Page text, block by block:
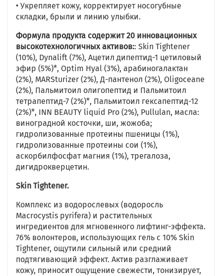
• Укрепляет кожу, корректирует носогубные
складки, брыли и линию улыбки.
Формула продукта содержит 20 инновационных
высокотехнологичных активов:: Skin Tightener
(10%), Dynalift (7%), Ацетил дипептид-1 цетиловый
эфир (5%)*, Optim Hyal (3%), арабиногалактан
(2%), MARSturizer (2%), Д-пантенол (2%), Oligoceane
(2%), Пальмитоил олигопептид и Пальмитоил
тетрапептид-7 (2%)*, Пальмитоил гексапептид-12
(2%)*, INN BEAUTY liquid Pro (2%), Pullulan, масла:
виноградной косточки, ши, жожоба;
гидролизованные протеины пшеницы (1%),
гидролизованные протеины сои (1%),
аскорбилфосфат магния (1%), трегалоза,
дигидрокверцетин.
Skin Tightener.
Комплекс из водорослевых (водоросль
Macrocystis pyrifera) и растительных
ингредиентов для мгновенного лифтинг-эффекта.
76% волонтеров, использующих гель с 10% Skin
Tightener, ощутили сильный или средний
подтягивающий эффект. Актив разглаживает
кожу, приносит ощущение свежести, тонизирует,